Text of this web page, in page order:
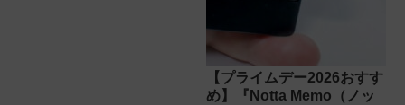
【プライムデー2026おすす
め】『Notta Memo（ノッ